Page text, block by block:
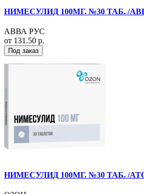
НИМЕСУЛИД 100МГ. №30 ТАБ. /
АВВА РУС
от 131.50 р.
Под заказ
НИМЕСУЛИД 100МГ. №30 ТАБ. /